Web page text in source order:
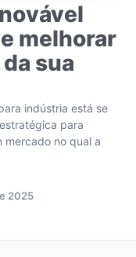
melhorar
sua
indústria está se
para
mercado no qual a
2025